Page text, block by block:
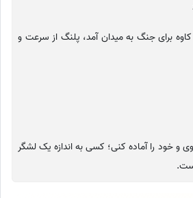
برای جنگ به میدان آمد، پلنگ از سرعت و
و خود را آماده کنی؛ کسی به اندازه یک لشگر